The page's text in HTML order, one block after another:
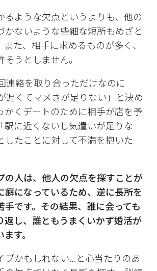
るような欠点というよりも、他の
かないような些細な短所もめざと
また、相手に求めるものが多く、
うとしません。
連絡を取り合っただけなのに
遅くてマメさが足りない」と決め
かくデートのために相手が店を予
駅に近くないし気遣いが足りな
したことに対して不満を抱いた
の人は、他人の欠点を探すことが
癖になっているため、逆に長所を
手です。その結果、誰に会っても
返し、誰ともうまくいかず婚活が
す。
プかもしれない…と心当たりのあ